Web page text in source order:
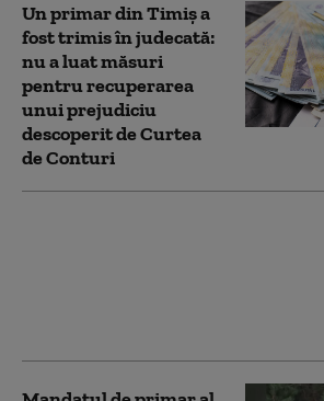
Un primar din Timiş a
fost trimis în judecată:
nu a luat măsuri
pentru recuperarea
unui prejudiciu
descoperit de Curtea
de Conturi